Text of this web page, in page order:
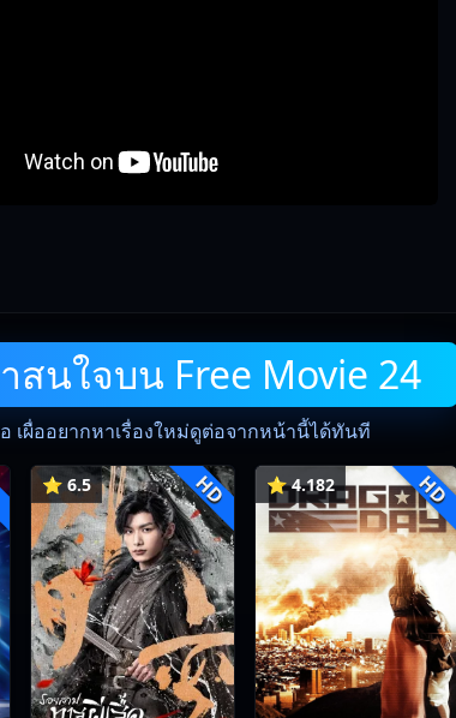
นใจบน Free Movie 24
เผื่ออยากหาเรื่องใหม่ดูต่อจากหน้านี้ได้ทันที
⭐ 6.5 HD ⭐ 4.182 HD